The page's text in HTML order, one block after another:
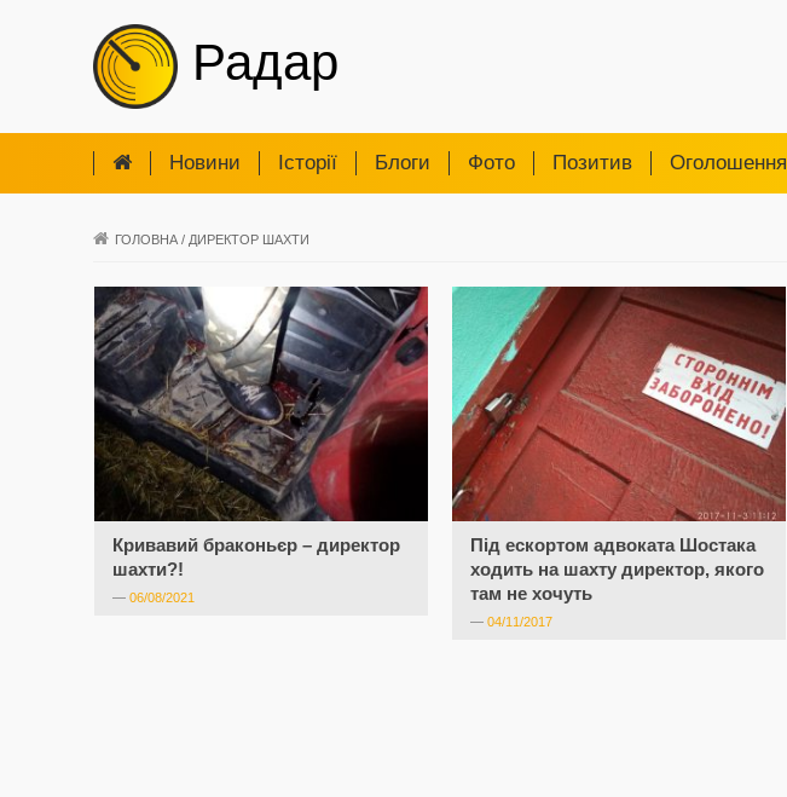
Радар
Новини Iсторії Блоги Фото Позитив Оголошення
ГОЛОВНА / ДИРЕКТОР ШАХТИ
Кривавий браконьєр – директор
шахти?!
— 06/08/2021
Під ескортом адвоката Шостака
ходить на шахту директор, якого
там не хочуть
— 04/11/2017